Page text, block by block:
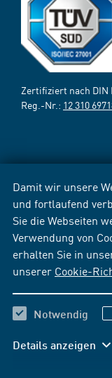
Damit wir unsere
und fortlaufend
Sie die Webseiten
Verwendung von
erhalten Sie in
unserer Cookie-
Notwendig
Details anzeigen
Zertifiziert nach DIN
Reg.-Nr.: 12 310